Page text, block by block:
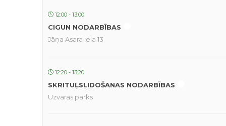
12:00 - 13:00
CIGUN NODARBĪBAS
Jāņa Asara iela 13
12:20 - 13:20
SKRITUĻSLIDOŠANAS NODARBĪBAS
Uzvaras parks